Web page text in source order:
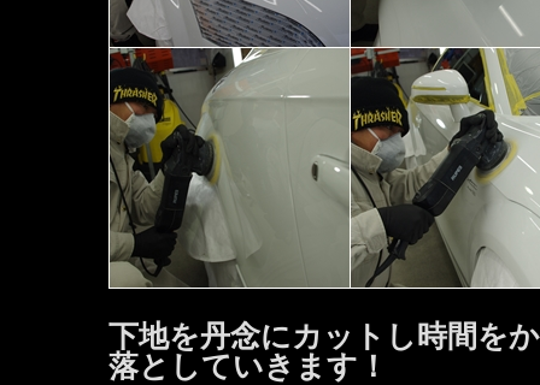
下地を丹念にカットし時間を
落としていきます！